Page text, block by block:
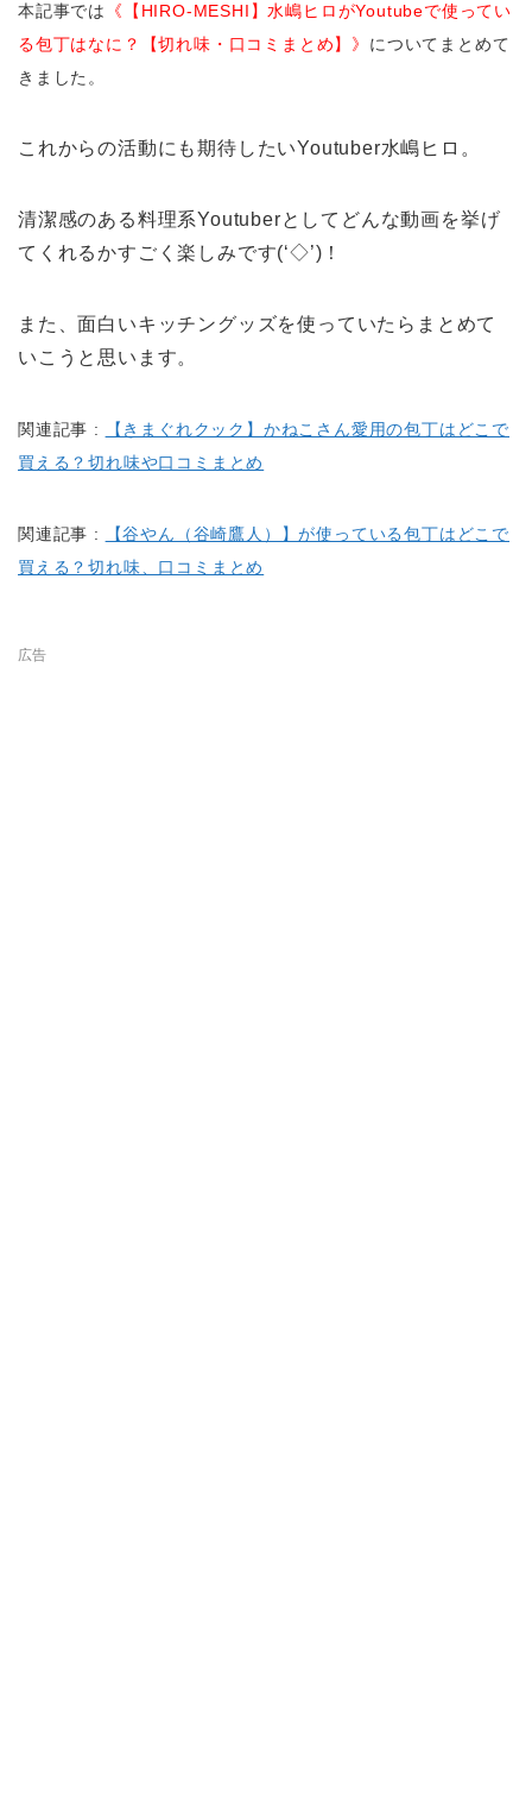
本記事では
《【HIRO-MESHI】水嶋ヒロがYoutubeで使ってい
る包丁はなに？【切れ味・口コミまとめ】》 についてまとめて
きました。
これからの活動にも期待したいYoutuber水嶋ヒロ。
清潔感のある料理系Youtuberとしてどんな動画を挙げ
てくれるかすごく楽しみです(‘◇’)！
また、面白いキッチングッズを使っていたらまとめて
いこうと思います。
関連記事 :
【きまぐれクック】かねこさん愛用の包丁はどこで
買える？切れ味や口コミまとめ
関連記事 :
【谷やん（谷崎鷹人）】が使っている包丁はどこで
買える？切れ味、口コミまとめ
広告